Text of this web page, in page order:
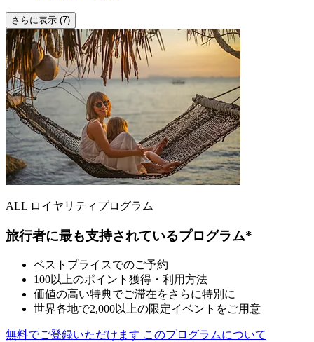
さらに表示 (7)
ALL ロイヤリティプログラム
旅行者に最も支持されているプログラム*
ベストプライスでのご予約
100以上のポイント獲得・利用方法
価値の高い特典でご滞在をさらに特別に
世界各地で2,000以上の限定イベントをご用意
無料でご登録いただけます このプログラムについて